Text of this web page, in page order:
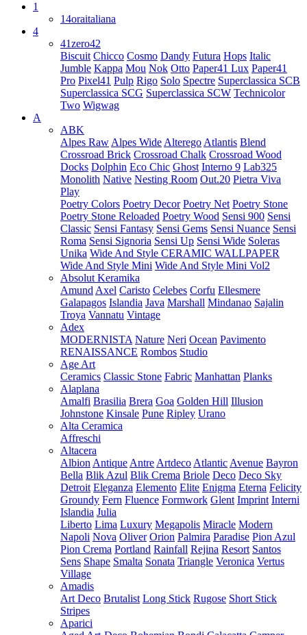
1
14oraitaliana
4
41zero42
Biscuit Chicco Cosmo Dandy Futura Hops Italic
Jumble Kappa Mou Nok Otto Paper41 Lux Paper41
Pro Pixel41 Pulp Rigo Solo Spectre Superclassica SCB
Superclassica SCG Superclassica SCW Technicolor
Two Wigwag
A
ABK
Alpes Raw Alpes Wide Alterego Atlantis Blend
Crossroad Brick Crossroad Chalk Crossroad Wood
Docks Dolphin Eco Chic Ghost Interno 9 Lab325
Monolith Native Nesting Room Out.20 Pietra Viva
Play
Poetry Colors Poetry Decor Poetry Net Poetry Stone
Poetry Stone Reloaded Poetry Wood Sensi 900 Sensi
Classic Sensi Fantasy Sensi Gems Sensi Nuance Sensi
Roma Sensi Signoria Sensi Up Sensi Wide Soleras
Unika Wide And Style CERAMIC WALLPAPER
Wide And Style Mini Wide And Style Mini Vol2
Absolut Keramika
Amund Axel Caristo Celebes Corfu Ellesmere
Galapagos Islandia Java Marshall Mindanao Sajalin
Troya Vannatu Vintage
Adex
MODERNISTA Nature Neri Ocean Pavimento
RENAISSANCE Rombos Studio
Age Art
Ceramics Classic Stone Fabric Manhattan Planks
Alaplana
Amalfi Brasilia Brera Goa Golden Hill Illusion
Johnstone Kinsale Pune Ripley Urano
Alta Ceramica
Affreschi
Altacera
Albion Antique Antre Artdeco Atlantic Avenue Bayron
Bella Blik Azul Blik Crema Briole Deco Deco Sky
Detroit Eleganza Elemento Elite Enigma Eterna Felicity
Groundy Fern Fluence Formwork Glent Imprint Interni
Islandia Julia
Liberto Lima Luxury Megapolis Miracle Modern
Napoli Nova Oliver Orion Palmira Paradise Pion Azul
Pion Crema Portland Rainfall Rejina Resort Santos
Sens Shape Smalta Sonata Triangle Veronica Vertus
Village
Amadis
Art Deco Brutalist Long Stick Rugose Short Stick
Stripes
Aparici